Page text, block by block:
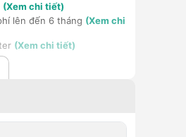
(Xem chi tiết)
lên đến 6 tháng (Xem chi
(Xem chi tiết)